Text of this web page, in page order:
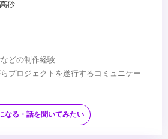
砂
どの制作経験
プロジェクトを遂行するコミュニケー
使用するプロジェクトの開発業務経験
務経験
なる・話を聞いてみたい